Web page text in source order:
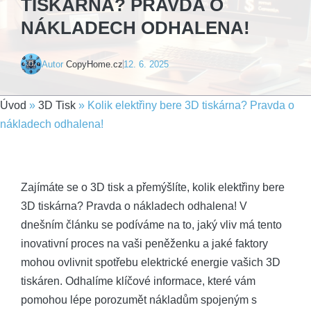
TISKÁRNA? PRAVDA O
NÁKLADECH ODHALENA!
Autor CopyHome.cz 12. 6. 2025
Úvod » 3D Tisk » Kolik elektřiny bere 3D tiskárna? Pravda o
nákladech odhalena!
Zajímáte se o 3D​ tisk a přemýšlíte, kolik⁤ elektřiny bere
3D tiskárna? Pravda⁢ o nákladech odhalena! V
dnešním článku⁣ se podíváme na ⁢to, jaký vliv má​ tento
inovativní proces na⁣ vaši peněženku a jaké faktory
mohou ovlivnit ⁣spotřebu elektrické ⁢energie ⁤vašich 3D
tiskáren. Odhalíme⁤ klíčové informace, které vám​
pomohou lépe porozumět nákladům spojeným s